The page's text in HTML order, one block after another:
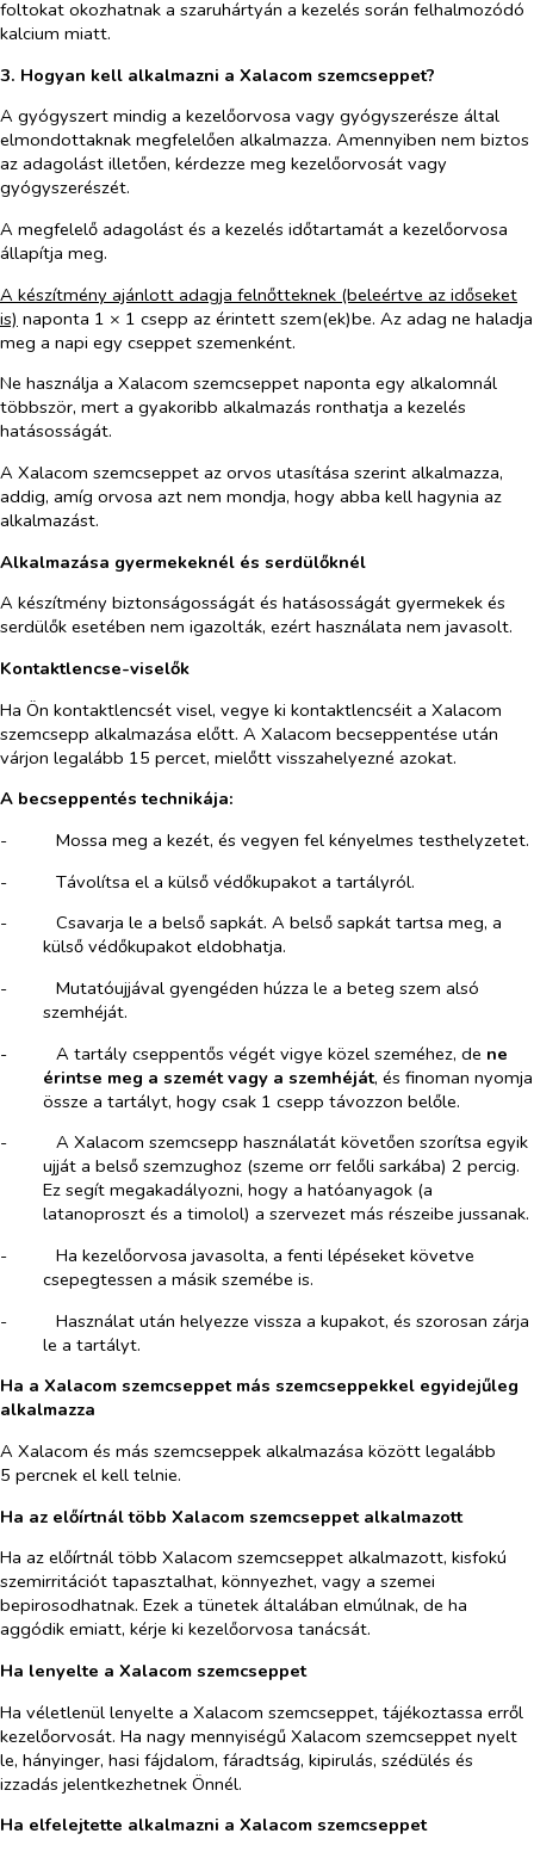
foltokat okozhatnak a szaruhártyán a kezelés során felhalmozódó
kalcium miatt.
3. Hogyan kell alkalmazni a Xalacom szemcseppet?
A gyógyszert mindig a kezelőorvosa vagy gyógyszerésze által
elmondottaknak megfelelően alkalmazza. Amennyiben nem biztos
az adagolást illetően, kérdezze meg kezelőorvosát vagy
gyógyszerészét.
A megfelelő adagolást és a kezelés időtartamát a kezelőorvosa
állapítja meg.
A készítmény ajánlott adagja felnőtteknek (beleértve az időseket
is) naponta 1 × 1 csepp az érintett szem(ek)be. Az adag ne haladja
meg a napi egy cseppet szemenként.
Ne használja a Xalacom szemcseppet naponta egy alkalomnál
többször, mert a gyakoribb alkalmazás ronthatja a kezelés
hatásosságát.
A Xalacom szemcseppet az orvos utasítása szerint alkalmazza,
addig, amíg orvosa azt nem mondja, hogy abba kell hagynia az
alkalmazást.
Alkalmazása gyermekeknél és serdülőknél
A készítmény biztonságosságát és hatásosságát gyermekek és
serdülők esetében nem igazolták, ezért használata nem javasolt.
Kontaktlencse-viselők
Ha Ön kontaktlencsét visel, vegye ki kontaktlencséit a Xalacom
szemcsepp alkalmazása előtt. A Xalacom becseppentése után
várjon legalább 15 percet, mielőtt visszahelyezné azokat.
A becseppentés technikája:
-​
Mossa meg a kezét, és vegyen fel kényelmes testhelyzetet.
-​
Távolítsa el a külső védőkupakot a tartályról.
-​
Csavarja le a belső sapkát. A belső sapkát tartsa meg, a
külső védőkupakot eldobhatja.
-​
Mutatóujjával gyengéden húzza le a beteg szem alsó
szemhéját.
-​
A tartály cseppentős végét vigye közel szeméhez, de ne
érintse meg a szemét vagy a szemhéját, és finoman nyomja
össze a tartályt, hogy csak 1 csepp távozzon belőle.
-​
A Xalacom szemcsepp használatát követően szorítsa egyik
ujját a belső szemzughoz (szeme orr felőli sarkába) 2 percig.
Ez segít megakadályozni, hogy a hatóanyagok (a
latanoproszt és a timolol) a szervezet más részeibe jussanak.
-​
Ha kezelőorvosa javasolta, a fenti lépéseket követve
csepegtessen a másik szemébe is.
-​
Használat után helyezze vissza a kupakot, és szorosan zárja
le a tartályt.
Ha a Xalacom szemcseppet más szemcseppekkel egyidejűleg
alkalmazza
A Xalacom és más szemcseppek alkalmazása között legalább
5 percnek el kell telnie.
Ha az előírtnál több Xalacom szemcseppet alkalmazott
Ha az előírtnál több Xalacom szemcseppet alkalmazott, kisfokú
szemirritációt tapasztalhat, könnyezhet, vagy a szemei
bepirosodhatnak. Ezek a tünetek általában elmúlnak, de ha
aggódik emiatt, kérje ki kezelőorvosa tanácsát.
Ha lenyelte a Xalacom szemcseppet
Ha véletlenül lenyelte a Xalacom szemcseppet, tájékoztassa erről
kezelőorvosát. Ha nagy mennyiségű Xalacom szemcseppet nyelt
le, hányinger, hasi fájdalom, fáradtság, kipirulás, szédülés és
izzadás jelentkezhetnek Önnél.
Ha elfelejtette alkalmazni a Xalacom szemcseppet